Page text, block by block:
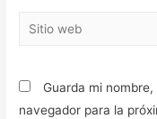
Sitio
Guarda mi
navegador para la